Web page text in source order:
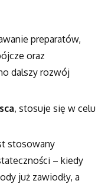
preparatów,
oraz
dalszy rozwój
, stosuje się w celu
stosowany
– kiedy
już zawiodły, a